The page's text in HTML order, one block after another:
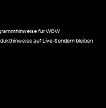
für WOW
auf Live-Sendern bleiben